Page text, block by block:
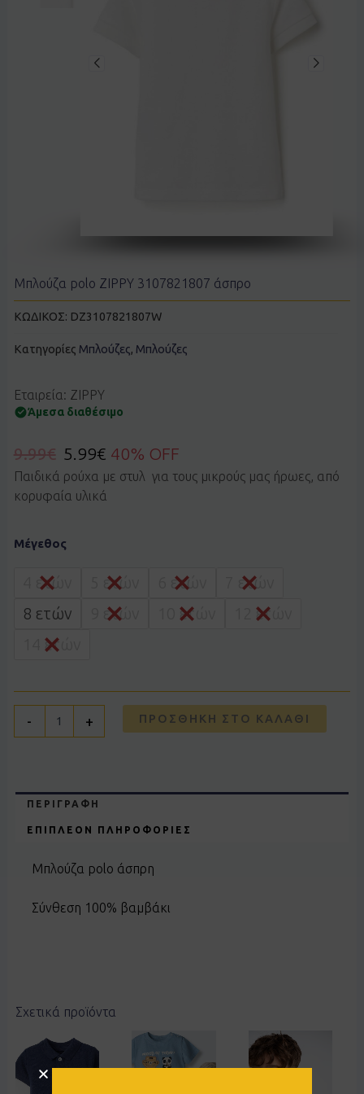
Μπλούζα polo ZIPPY 3107821807 άσπρο
ΚΩΔΙΚΟΣ: DZ3107821807W
Κατηγορίες Μπλούζες, Μπλούζες
Εταιρεία: ZIPPY
Άμεσα διαθέσιμο
9.99€ 5.99€ 40% OFF
Παιδικά ρούχα με στυλ για τους μικρούς μας ήρωες, από
κορυφαία υλικά
Μέγεθος
4 ετών 5 ετών 6 ετών
7 ετών
8 ετών
9 ετών 10 ετών
12 ετών
14 ετών
-
polo
3107821807
άσπρο
ποσότητα
+ ΠΡΟΣΘΉΚΗ ΣΤΟ ΚΑΛΆΘΙ
ΠΕΡΙΓΡΑΦΉ
ΕΠΙΠΛΈΟΝ ΠΛΗΡΟΦΟΡΊΕΣ
Μπλούζα polo άσπρη
Σύνθεση 100% βαμβάκι
Σχετικά προϊόντα